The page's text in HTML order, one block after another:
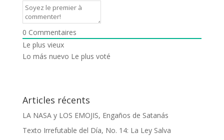
0 Commentaires
Le plus vieux
Lo más nuevo Le plus voté
Articles récents
LA NASA y LOS EMOJIS, Engaños de Satanás
Texto Irrefutable del Día, No. 14: La Ley Salva